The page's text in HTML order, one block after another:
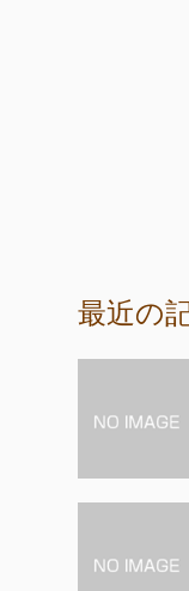
最近の